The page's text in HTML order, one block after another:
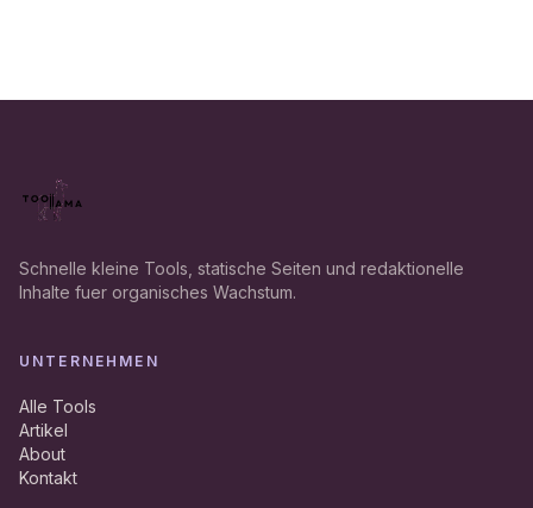
Schnelle kleine Tools, statische Seiten und redaktionelle
Inhalte fuer organisches Wachstum.
UNTERNEHMEN
Alle Tools
Artikel
About
Kontakt